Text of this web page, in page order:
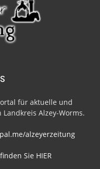
für aktuelle und
Landkreis Alzey-Worms.
alzeyerzeitung
finden Sie HIER